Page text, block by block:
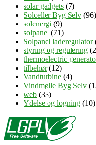
solar gadgets (7)
Solceller Byg Selv (96)
solenergi (9)
solpanel (71)
Solpanel laderegulator
styring og regulering
thermoelectric
tilbehør(12)
Vandturbine (4)
Vindmølle Byg Selv
web (33)
Ydelse og logning (10)